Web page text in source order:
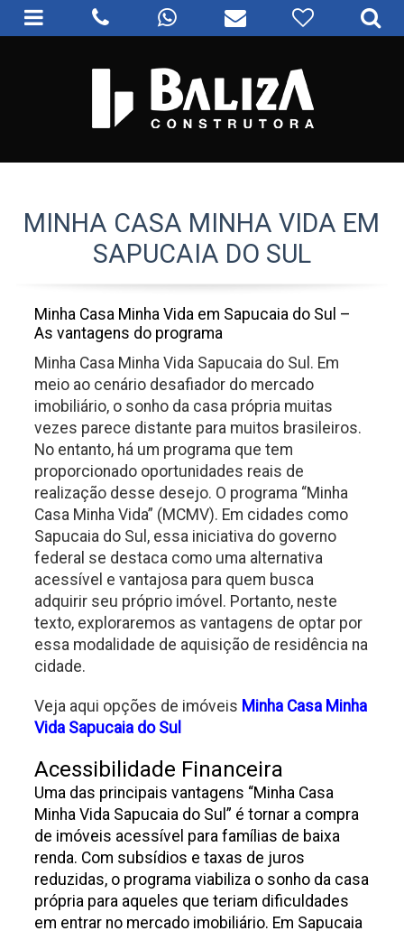
MINHA CASA MINHA VIDA EM
SAPUCAIA DO SUL
Minha Casa Minha Vida em Sapucaia do Sul –
As vantagens do programa
Minha Casa Minha Vida Sapucaia do Sul. Em
meio ao cenário desafiador do mercado
imobiliário, o sonho da casa própria muitas
vezes parece distante para muitos brasileiros.
No entanto, há um programa que tem
proporcionado oportunidades reais de
realização desse desejo. O programa “Minha
Casa Minha Vida” (MCMV). Em cidades como
Sapucaia do Sul, essa iniciativa do governo
federal se destaca como uma alternativa
acessível e vantajosa para quem busca
adquirir seu próprio imóvel. Portanto, neste
texto, exploraremos as vantagens de optar por
essa modalidade de aquisição de residência na
cidade.
Veja aqui opções de imóveis Minha Casa Minha
Vida Sapucaia do Sul
Acessibilidade Financeira
Uma das principais vantagens “Minha Casa
Minha Vida Sapucaia do Sul” é tornar a compra
de imóveis acessível para famílias de baixa
renda. Com subsídios e taxas de juros
reduzidas, o programa viabiliza o sonho da casa
própria para aqueles que teriam dificuldades
em entrar no mercado imobiliário. Em Sapucaia